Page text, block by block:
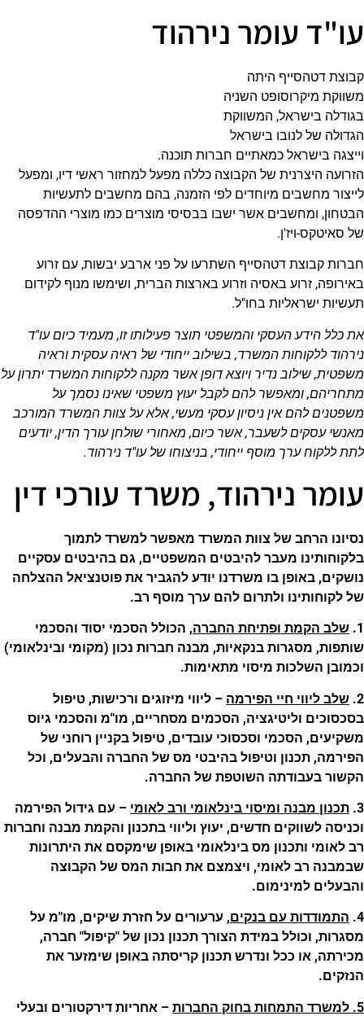
עו"ד עומר נירהוד
קבוצת דטהסייף היתה
משווקת מיקרוסופט השניה
בגודלה בישראל, המשווקת
הגדולה של לנובו בישראל
וייצגה בישראל כמאתיים חברות תוכנה.
הזרועה היצרנית של הקבוצה כללה מפעל למחזור ראשי דיו, ומפעל
לייצור מחשבים מיוחדים לפי הזמנה, בהם מחשבים לתעשיות
הבטחון, ומחשבים אשר ישבו בבסיסי מוצרים כמו מוצרי ההדפסה
של סאיטקס-ויז'ן.
חברות קבוצת דטהסייף השתרעו על פני ארבע יבשות, עם זרוע
באירופה, זרוע באסיה וזרוע בארצות הברית, ושימשו מנוף לקידום
תעשיות ישראליות בחו"ל.
את כלל הידע העסקי והמשפטי תוצר פעילותו זו, מעמיד כיום עו"ד
נירהוד ללקוחות המשרד, בשילוב ייחודי של ראיה עסקית וראיה
משפטית, שילוב נדיר ויוצא דופן אשר מקנה ללקוחות המשרד יתרון על
מתחריהם, ומאפשר להם לקבל יעוץ משפטי שאינו נסמך על
משפטנים להם אין ניסיון עסקי מעשי, אלא על צוות המשרד המורכב
מאנשי עסקים לשעבר, אשר כיום, מאחורי שולחן עורך הדין, יודעים
לתת ללקוח ערך מוסף ייחודי, בניצוחו של עו"ד נירהוד.
עומר נירהוד, משרד עורכי דין
נסיונו הרחב של צוות המשרד מאפשר למשרד לתמוך
בלקוחותינו מעבר להיבטים המשפטיים, גם בהיבטים עסקיים
נושקים, באופן בו משרדנו יודע להגביר את פוטנציאל ההצלחה
של לקוחותינו ולתרום להם ערך מוסף רב.
1. שלב הקמת ופתיחת החברה, הכולל הסכמי יסוד והסכמי
שותפות, מסגרות בנקאיות, מבנה חברות נכון (מקומי ובינלאומי)
וכמובן השלכות מיסוי מתאימות.
2. שלב ליווי חיי הפירמה – ליווי מיזוגים ורכישות, טיפול
בסכסוכים וליטיגציה, הסכמים מסחריים, מו"מ והסכמי גיוס
משקיעים, הסכמי וסכסוכי עובדים, טיפול בקניין רוחני של
הפירמה, תכנון וטיפול בהיבטי מס של החברה והבעלים, וכל
הקשור בעבודתה השוטפת של החברה.
3. תכנון מבנה ומיסוי בינלאומי ורב לאומי – עם גידול הפירמה
וכניסה לשווקים חדשים, יעוץ וליווי בתכנון והקמת מבנה וחברות
רב לאומי ותכנון מס בינלאומי באופן שימקסם את היתרונות
שבמבנה רב לאומי, ויצמצם את חבות המס של הקבוצה
והבעלים למינימום.
4. התמודדות עם בנקים, ערעורים על חזרת שיקים, מו"מ על
מסגרות, וכולל במידת הצורך תכנון נכון של "קיפול" חברה,
מכירתה, או ככל ונדרש תכנון קריסתה באופן שימזער את
הנזקים.
5. למשרד התמחות בחוק החברות
– אחריות דירקטורים ובעלי